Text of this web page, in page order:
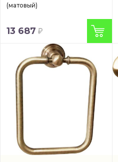
(матовый)
13 687